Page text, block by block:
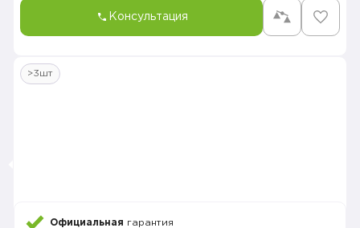
Консультация
>3шт
Официальная гарантия